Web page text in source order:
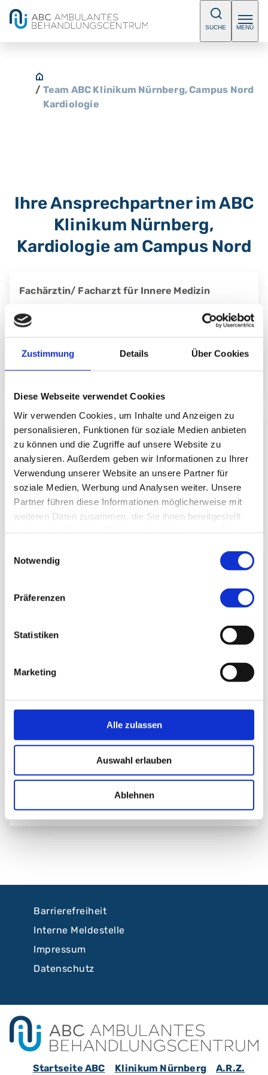
Zustimmung Details Über Cookies
Diese Webseite verwendet Cookies
Wir verwenden Cookies, um Inhalte und Anzeigen zu
personalisieren, Funktionen für soziale Medien anbieten
zu können und die Zugriffe auf unsere Website zu
analysieren. Außerdem geben wir Informationen zu Ihrer
Verwendung unserer Website an unsere Partner für
soziale Medien, Werbung und Analysen weiter. Unsere
Partner führen diese Informationen möglicherweise mit
weiteren Daten zusammen, die Sie ihnen bereitgestellt
Notwendig
Präferenzen
Statistiken
Marketing
Alle zulassen
Auswahl erlauben
Ablehnen
SUCHE MENÜ
/ Team ABC Klinikum Nürnberg, Campus Nord
Kardiologie
Ihre Ansprechpartner im ABC
Klinikum Nürnberg,
Kardiologie am Campus Nord
Fachärztin/ Facharzt für Innere Medizin
zum Profil
Fachärztin/ Facharzt für Innere Medizin
Dr. med. Volker Herrmann
Fachärztin/ Facharzt für Innere Medizin
Dr. med. Eva Hofmann
Barrierefreiheit
Interne Meldestelle
Impressum
Datenschutz
Startseite ABC Klinikum Nürnberg A.R.Z.